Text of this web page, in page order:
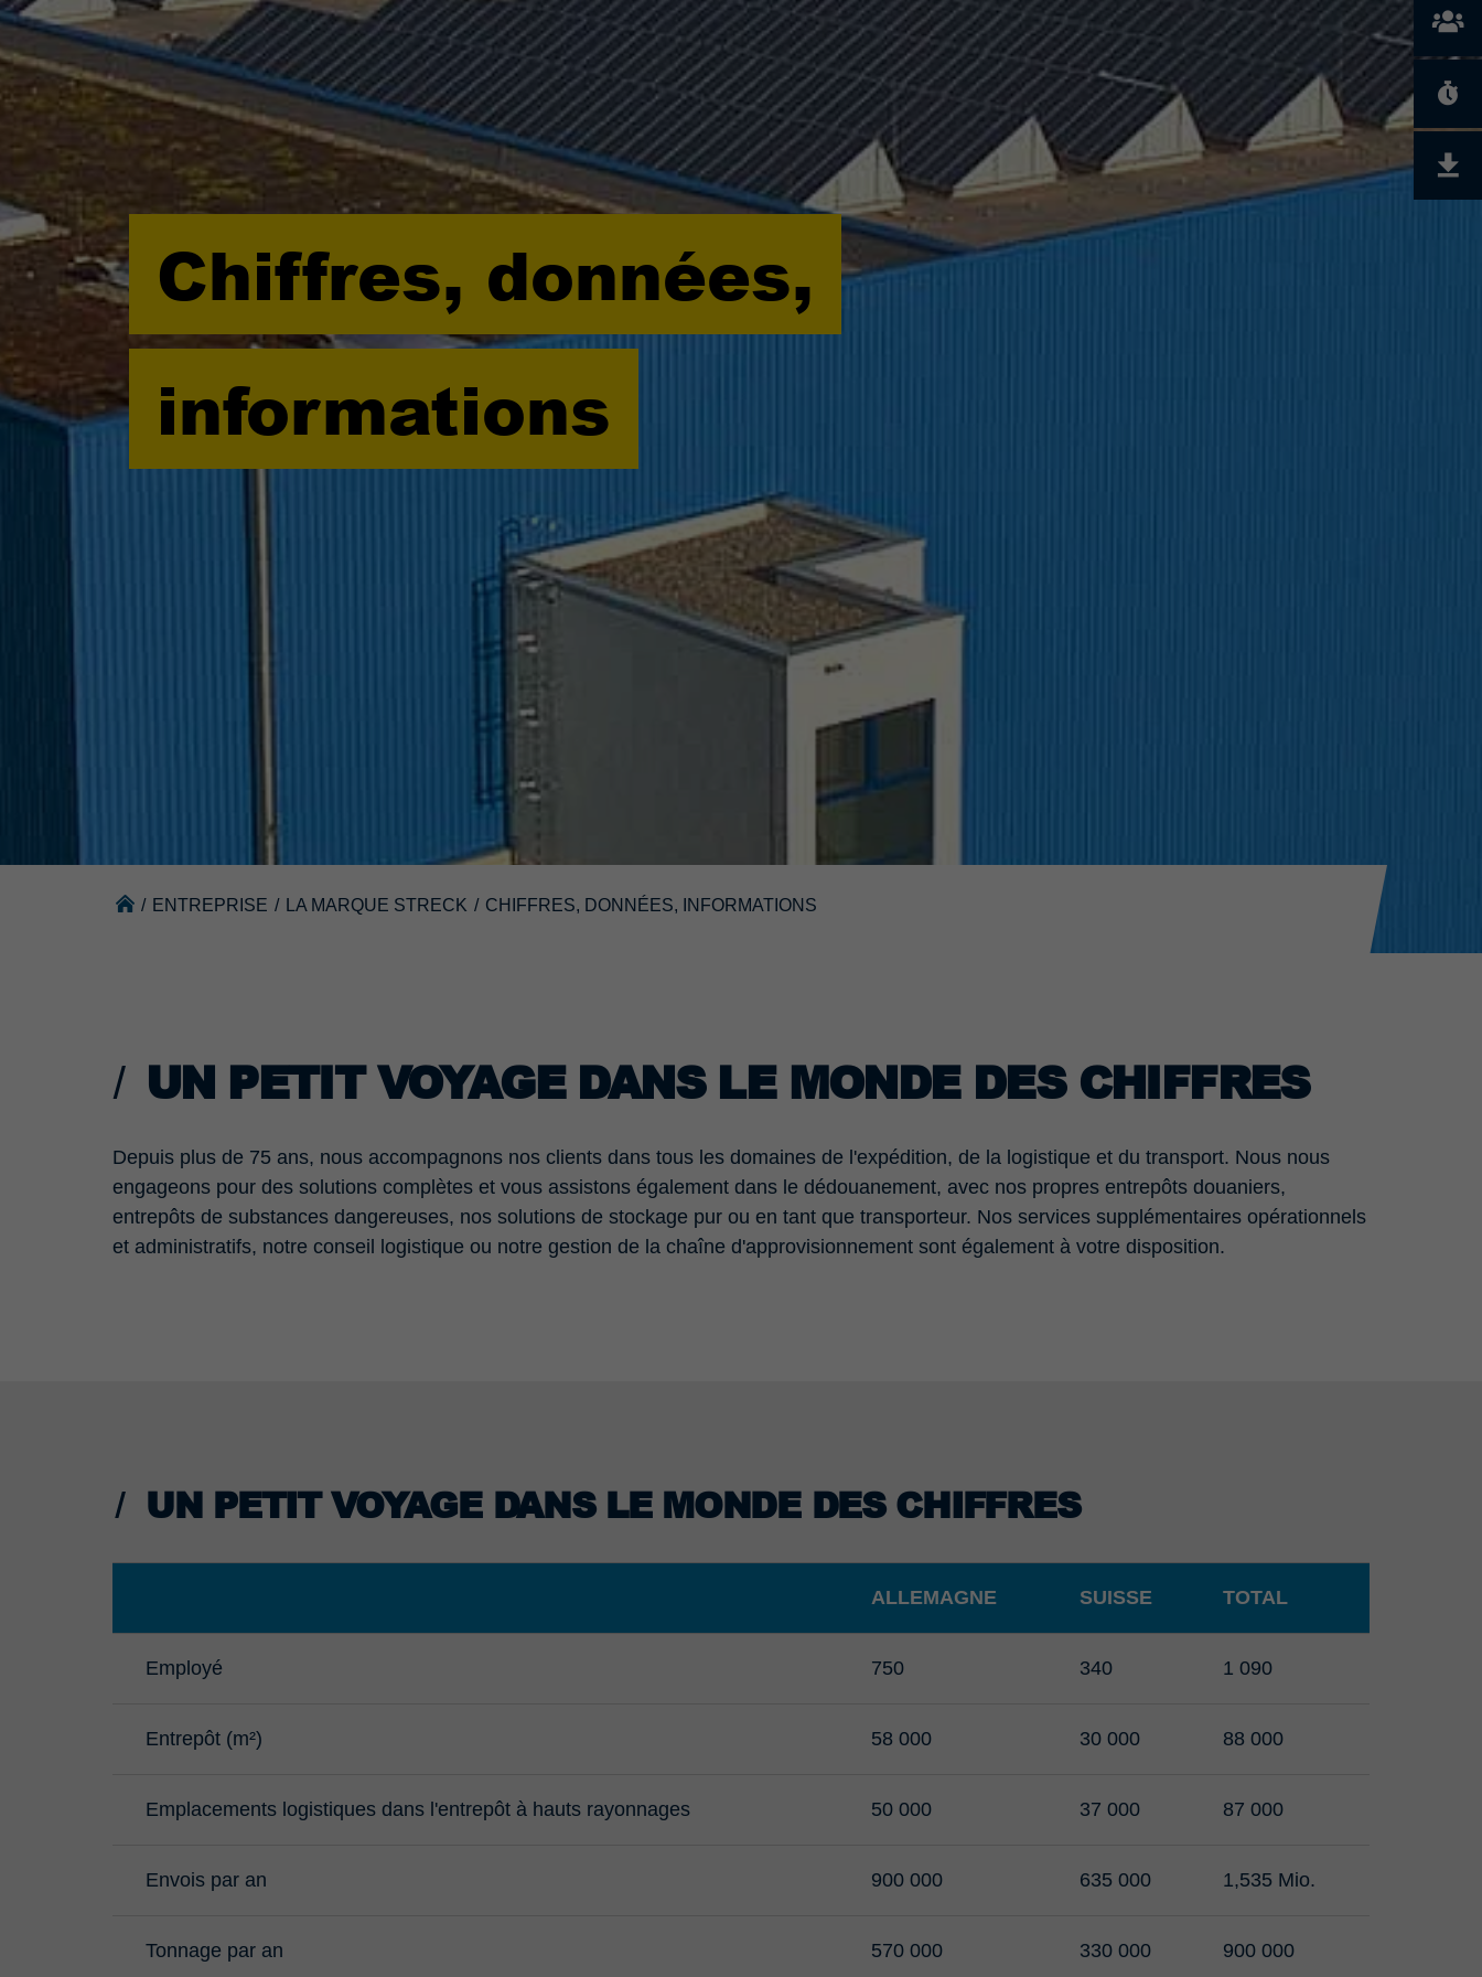
Chiffres, données,
informations
/ ENTREPRISE / LA MARQUE STRECK / CHIFFRES, DONNÉES, INFORMATIONS
UN PETIT VOYAGE DANS LE MONDE DES CHIFFRES
Depuis plus de 75 ans, nous accompagnons nos clients dans tous les domaines de l'expédition, de la logistique et du transport. Nous nous
engageons pour des solutions complètes et vous assistons également dans le dédouanement, avec nos propres entrepôts douaniers,
entrepôts de substances dangereuses, nos solutions de stockage pur ou en tant que transporteur. Nos services supplémentaires opérationnels
et administratifs, notre conseil logistique ou notre gestion de la chaîne d'approvisionnement sont également à votre disposition.
UN PETIT VOYAGE DANS LE MONDE DES CHIFFRES
ALLEMAGNE SUISSE TOTAL
Employé 750 340 1 090
Entrepôt (m²) 58 000 30 000 88 000
Emplacements logistiques dans l'entrepôt à hauts rayonnages 50 000 37 000 87 000
Envois par an 900 000 635 000 1,535 Mio.
Tonnage par an 570 000 330 000 900 000